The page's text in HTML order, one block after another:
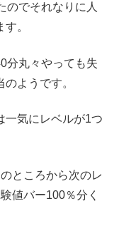
のでそれなりに人
。
分丸々やっても失
ようです。
一気にレベルが1つ
ところから次のレ
値バー100％分く